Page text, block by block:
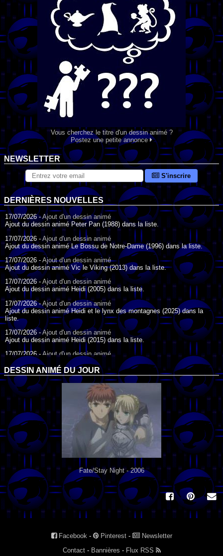
Vous cherchez le titre d'un dessin animé ?
Postez une petite annonce
NEWSLETTER
S'inscrire
DERNIÈRES NOUVELLES
17/07/2026 -Ajout d'un dessin animé
Ajout du dessin animé Peter Pan (1988) dans la liste.
17/07/2026 - Ajout d'un dessin animé
Ajout du dessin animé Le Bossu de Notre-Dame (1996) dans la liste.
17/07/2026 - Ajout d'un dessin animé
Ajout du dessin animé Vic le Viking (2013) dans la liste.
17/07/2026 -Ajout d'un dessin animé
Ajout du dessin animé Heidi (2005) dans la liste.
17/07/2026 -Ajout d'un dessin animé
Ajout du dessin animé Heidi et le lynx des montagnes (2025) dans la
liste.
17/07/2026 -Ajout d'un dessin animé
Ajout du dessin animé Heidi (2015) dans la liste.
17/07/2026 -Ajout d'un dessin animé
Ajout du dessin animé Heidi (1995) dans la liste.
09/07/2026 -Ajout d'un dessin animé
Ajout du dessin animé Genki l'Aventurier de la Chance (2006) dans la
liste.
04/07/2026 -
Ajout d'un dessin animé
Ajout du dessin animé Vilain Petit Canard (2000) dans la liste.
04/07/2026 - Ajout d'un dessin animé
Ajout du dessin animé Le Noël du vilain petit canard (2003) dans la liste.
DESSIN ANIMÉ DU JOUR
Fate/Stay Night - 2006
Facebook- Pinterest-
Newsletter
Contact- Bannières - Flux RSS